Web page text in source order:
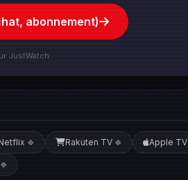
abonnement)
JustWatch
🍀 Rakuten TV 🍀 Apple TV
🍀